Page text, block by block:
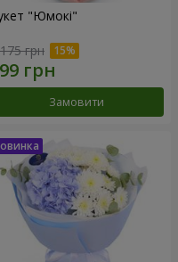
"Юмокі"
грн
Замовити